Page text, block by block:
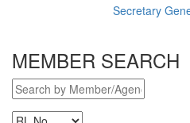
Secretary
MEMBER SEARCH